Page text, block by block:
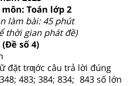
Toán lớp 2
làm bài: 45 phút
thời gian phát đề)
(Đề số 4)
đặt trƣớc câu trả lời đúng
483; 384; 834; 843 số lớn